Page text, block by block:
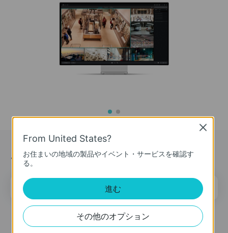
ニュース＆オファー
メールアドレス 登録
ソーシャルメディア
From United States?
お住まいの地域の製品やイベント・サービスを確認す
る。
進む
その他のオプション
Close